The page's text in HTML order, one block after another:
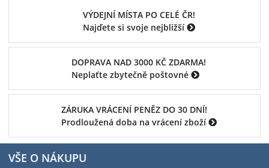
VÝDEJNÍ MÍSTA PO CELÉ ČR!
Najďete si svoje nejbližší
DOPRAVA NAD 3000 KČ ZDARMA!
Neplaťte zbytečně poštovné
ZÁRUKA VRÁCENÍ PENĚZ DO 30 DNÍ!
Prodloužená doba na vrácení zboží
VŠE O NÁKUPU